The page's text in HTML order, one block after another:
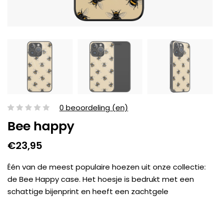
0 beoordeling (en)
Bee happy
€23,95
Één van de meest populaire hoezen uit onze collectie:
de Bee Happy case. Het hoesje is bedrukt met een
schattige bijenprint en heeft een zachtgele